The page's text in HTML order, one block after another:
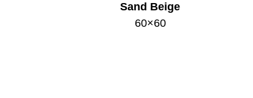
Sand Beige
60×60